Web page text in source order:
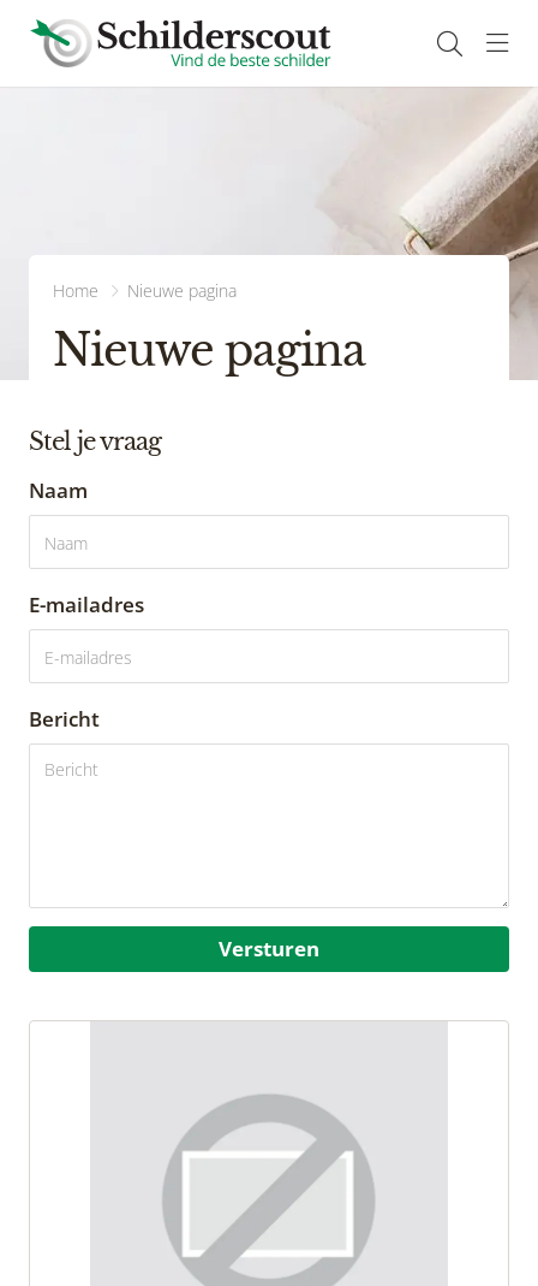
Home Nieuwe pagina
Nieuwe pagina
Stel je vraag
Naam
E-mailadres
Bericht
Versturen